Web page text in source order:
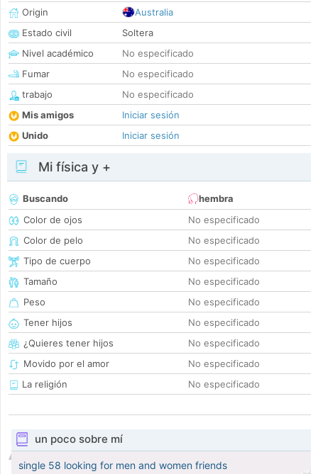
Origin
Australia
Estado civil
Soltera
Nivel académico
No especificado
Fumar
No especificado
trabajo
No especificado
Mis amigos
Iniciar sesión
Unido
Iniciar sesión
Mi física y +
Buscando
hembra
Color de ojos
No especificado
Color de pelo
No especificado
Tipo de cuerpo
No especificado
Tamaño
No especificado
Peso
No especificado
Tener hijos
No especificado
¿Quieres tener hijos
No especificado
Movido por el amor
No especificado
La religión
No especificado
un poco sobre mí
single 58 looking for men and women friends